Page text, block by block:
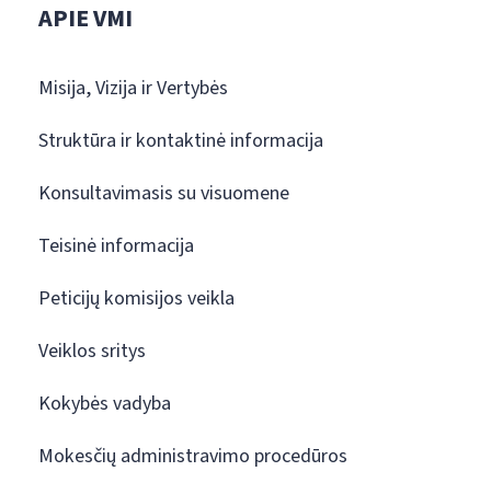
APIE VMI
Misija, Vizija ir Vertybės
Struktūra ir kontaktinė informacija
Konsultavimasis su visuomene
Teisinė informacija
Peticijų komisijos veikla
Veiklos sritys
Kokybės vadyba
Mokesčių administravimo procedūros